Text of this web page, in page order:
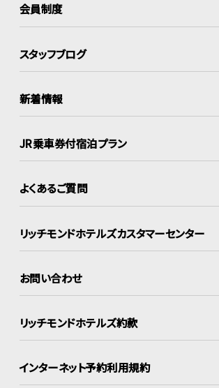
会員制度
スタッフブログ
新着情報
JR乗車券付宿泊プラン
よくあるご質問
リッチモンドホテルズカスタマーセンター
お問い合わせ
リッチモンドホテルズ約款
インターネット予約利用規約